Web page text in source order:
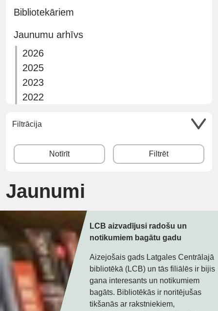
Bibliotekāriem
Jaunumu arhīvs
2026
2025
2023
2022
Filtrācija
Notīrīt Filtrēt
Jaunumi
Daugavpils bibliotēkas janvārī
gaida ģimenes ar bērniem
Janvāra sestdienu rītos Latgales
Centrālās bibliotēkas filiāles aicina
ģimenes uz bibliotēkas
organizētajiem pasākumiem.
Lasošās ģimenes ar bērniem radoši
LCB aizvadījusi radošu un
notikumiem bagātu gadu
Aizejošais gads Latgales Centrālajā
bibliotēkā (LCB) un tās filiālēs ir bijis
gana interesants un notikumiem
bagāts. Bibliotēkās ir noritējušas
tikšanās ar rakstniekiem,